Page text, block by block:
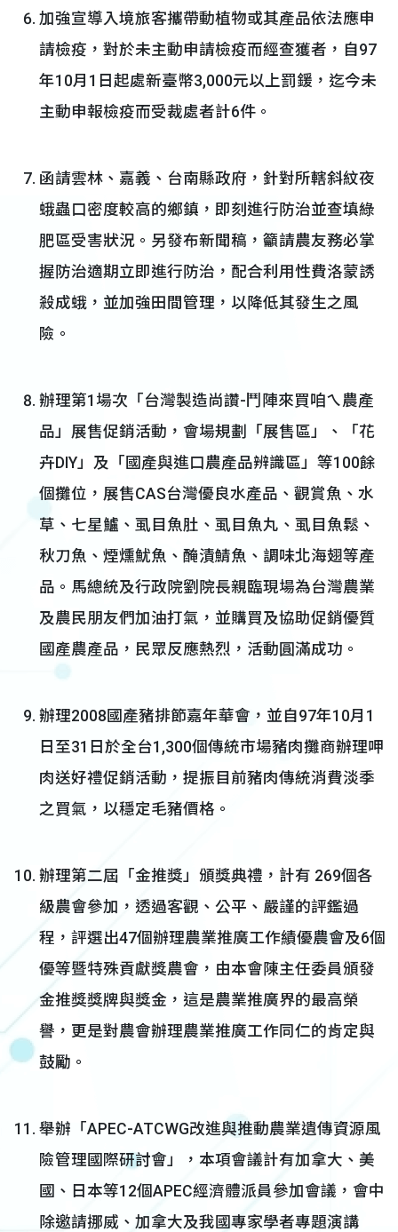
加強宣導入境旅客攜帶動植物或其產品依法應申
請檢疫，對於未主動申請檢疫而經查獲者，自97
年10月1日起處新臺幣3,000元以上罰鍰，迄今未
主動申報檢疫而受裁處者計6件。
函請雲林、嘉義、台南縣政府，針對所轄斜紋夜
蛾蟲口密度較高的鄉鎮，即刻進行防治並查填綠
肥區受害狀況。另發布新聞稿，籲請農友務必掌
握防治適期立即進行防治，配合利用性費洛蒙誘
殺成蛾，並加強田間管理，以降低其發生之風
險。
辦理第1場次「台灣製造尚讚-鬥陣來買咱ㄟ農產
品」展售促銷活動，會場規劃「展售區」、「花
卉DIY」及「國產與進口農產品辨識區」等100餘
個攤位，展售CAS台灣優良水產品、觀賞魚、水
草、七星鱸、虱目魚肚、虱目魚丸、虱目魚鬆、
秋刀魚、煙燻魷魚、醃漬鯖魚、調味北海翅等產
品。馬總統及行政院劉院長親臨現場為台灣農業
及農民朋友們加油打氣，並購買及協助促銷優質
國產農產品，民眾反應熱烈，活動圓滿成功。
辦理2008國產豬排節嘉年華會，並自97年10月1
日至31日於全台1,300個傳統市場豬肉攤商辦理呷
肉送好禮促銷活動，提振目前豬肉傳統消費淡季
之買氣，以穩定毛豬價格。
辦理第二屆「金推獎」頒獎典禮，計有 269個各
級農會參加，透過客觀、公平、嚴謹的評鑑過
程，評選出47個辦理農業推廣工作績優農會及6個
優等暨特殊貢獻獎農會，由本會陳主任委員頒發
金推獎獎牌與獎金，這是農業推廣界的最高榮
譽，更是對農會辦理農業推廣工作同仁的肯定與
鼓勵。
舉辦「APEC-ATCWG改進與推動農業遺傳資源風
險管理國際研討會」，本項會議計有加拿大、美
國、日本等12個APEC經濟體派員參加會議，會中
除邀請挪威、加拿大及我國專家學者專題演講